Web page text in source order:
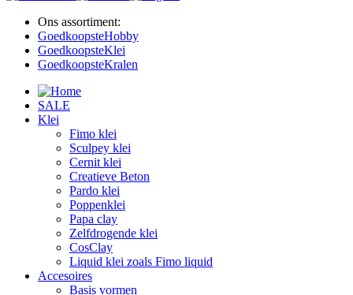
Ons assortiment:
GoedkoopsteHobby
GoedkoopsteKlei
GoedkoopsteKralen
SALE
Klei
Fimo klei
Sculpey klei
Cernit klei
Creatieve Beton
Pardo klei
Poppenklei
Papa clay
Zelfdrogende klei
CosClay
Liquid klei zoals Fimo liquid
Accesoires
Basis vormen